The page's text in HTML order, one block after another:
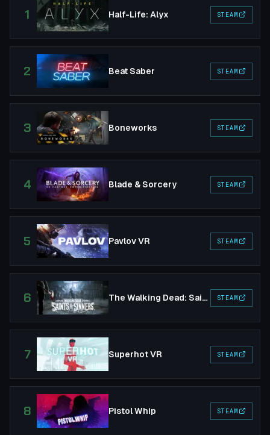
1 Half-Life: Alyx STEAM
2 Beat Saber STEAM
3 Boneworks STEAM
4 Blade & Sorcery STEAM
5 Pavlov VR STEAM
6 The Walking Dead: Saints & Sinners STEAM
7 Superhot VR STEAM
8 Pistol Whip STEAM